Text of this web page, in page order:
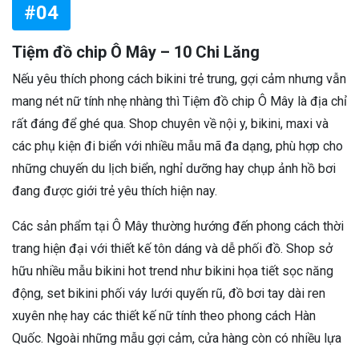
#04
Tiệm đồ chip Ô Mây – 10 Chi Lăng
Nếu yêu thích phong cách bikini trẻ trung, gợi cảm nhưng vẫn
mang nét nữ tính nhẹ nhàng thì Tiệm đồ chip Ô Mây là địa chỉ
rất đáng để ghé qua. Shop chuyên về nội y, bikini, maxi và
các phụ kiện đi biển với nhiều mẫu mã đa dạng, phù hợp cho
những chuyến du lịch biển, nghỉ dưỡng hay chụp ảnh hồ bơi
đang được giới trẻ yêu thích hiện nay.
Các sản phẩm tại Ô Mây thường hướng đến phong cách thời
trang hiện đại với thiết kế tôn dáng và dễ phối đồ. Shop sở
hữu nhiều mẫu bikini hot trend như bikini họa tiết sọc năng
động, set bikini phối váy lưới quyến rũ, đồ bơi tay dài ren
xuyên nhẹ hay các thiết kế nữ tính theo phong cách Hàn
Quốc. Ngoài những mẫu gợi cảm, cửa hàng còn có nhiều lựa